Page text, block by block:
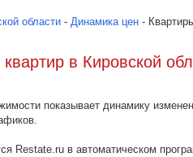
области - Динамика цен -
в Кировской
показывает динамику
Restate.ru в автоматическом